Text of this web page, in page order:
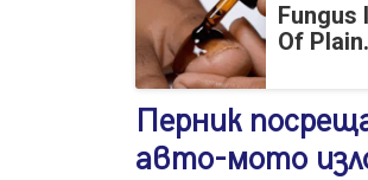
Fungus
Of
Перник
авто-мото